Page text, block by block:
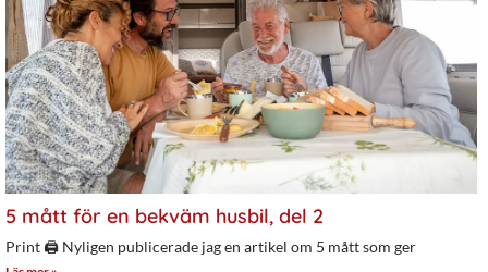
5 mått för en bekväm husbil, del 2
Print 🖨 Nyligen publicerade jag en artikel om 5 mått som ger